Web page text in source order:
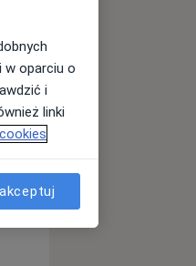
Pon,
10 Sie
w oparciu o
i
linki